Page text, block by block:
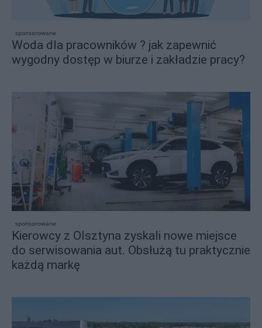
sponsorowane
Woda dla pracowników ? jak zapewnić
wygodny dostęp w biurze i zakładzie pracy?
sponsorowane
Kierowcy z Olsztyna zyskali nowe miejsce
do serwisowania aut. Obsłużą tu praktycznie
każdą markę